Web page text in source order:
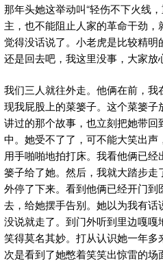
那年头她这举动叫“轻伤不下火线
主，也不能阻止人家的革命干劲
觉得没话说了。小老虎是比较精明
还是回去吧，我这里没事，大家放
我们三人就往外走。他俩在前，
现我屁股上的菜篓子。这个菜篓
讲过的那个故事，也立刻把她带
中。她受不了了，可不能大笑出
用手啪啪地拍打床。我看他俩已
篓子给了她。然后，我就大踏步
外停了下来。看到他俩已经开门
去，给她摆手告别。她以为我有
没说就走了。到门外听到里边嘎
笑得莫名其妙。打从认识她一年
次是看到了她憋着笑笑出惊雷的场